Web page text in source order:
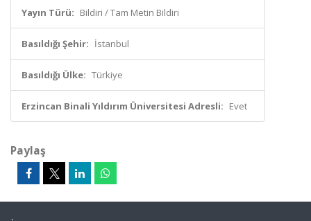
Yayın Türü: Bildiri / Tam Metin Bildiri
Basıldığı Şehir: İstanbul
Basıldığı Ülke: Türkiye
Erzincan Binali Yıldırım Üniversitesi Adresli: Evet
Paylaş